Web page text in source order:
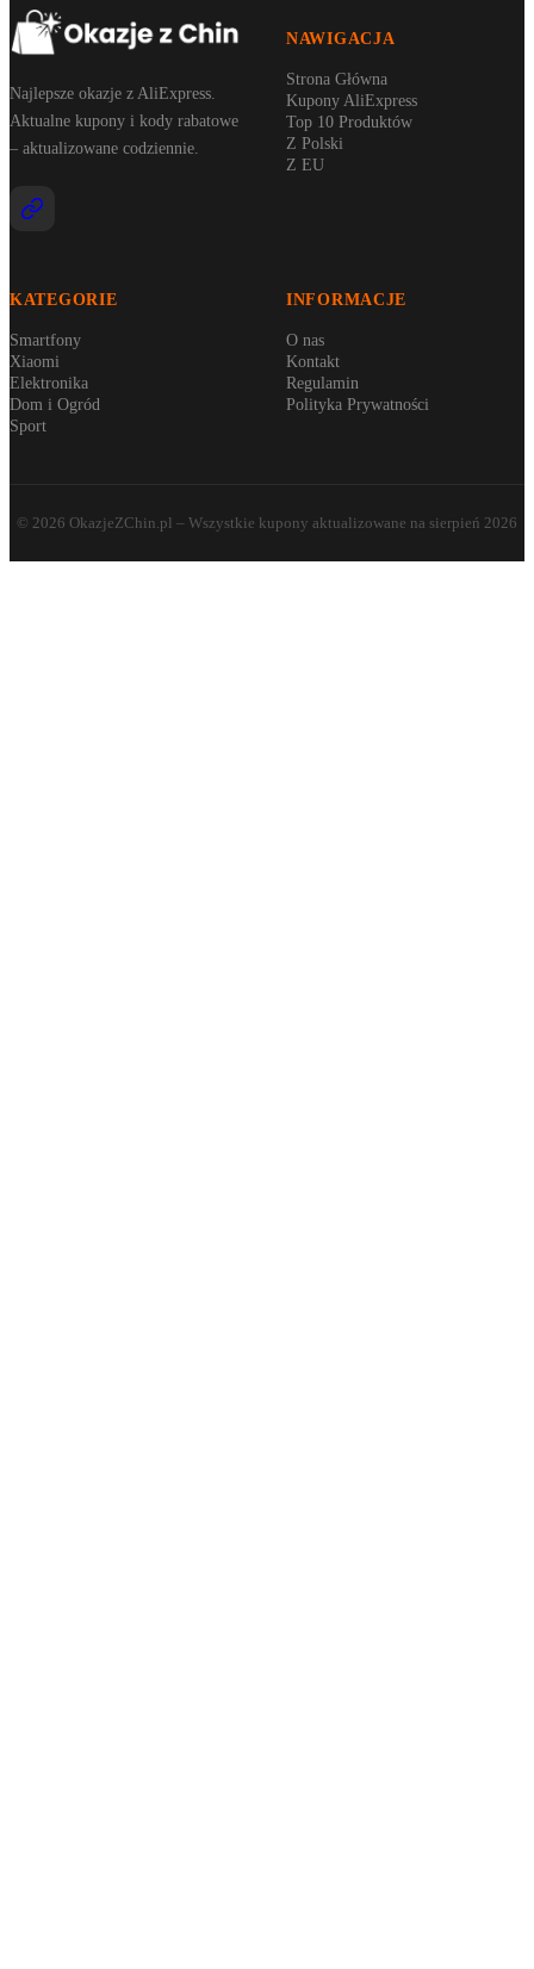
Najlepsze okazje z AliExpress.
Aktualne kupony i kody rabatowe
– aktualizowane codziennie.
NAWIGACJA
Strona Główna
Kupony AliExpress
Top 10 Produktów
Z Polski
Z EU
KATEGORIE
Smartfony
Xiaomi
Elektronika
Dom i Ogród
Sport
INFORMACJE
O nas
Kontakt
Regulamin
Polityka Prywatności
© 2026 OkazjeZChin.pl – Wszystkie kupony aktualizowane na sierpień 2026